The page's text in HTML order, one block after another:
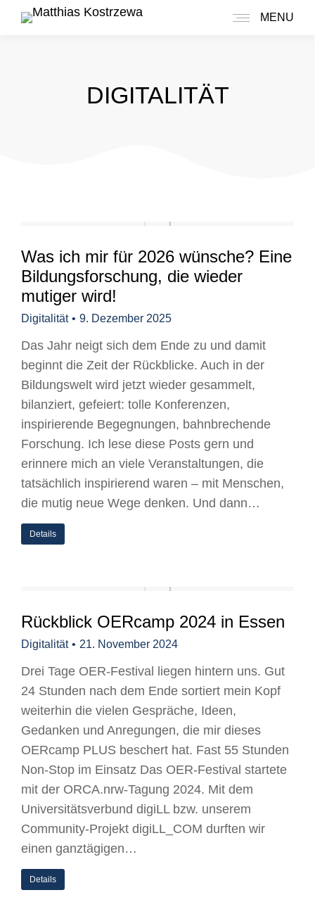
MENU
DIGITALITÄT
Was ich mir für 2026 wünsche? Eine
Bildungsforschung, die wieder
mutiger wird!
Digitalität 9. Dezember 2025
Das Jahr neigt sich dem Ende zu und damit
beginnt die Zeit der Rückblicke. Auch in der
Bildungswelt wird jetzt wieder gesammelt,
bilanziert, gefeiert: tolle Konferenzen,
inspirierende Begegnungen, bahnbrechende
Forschung. Ich lese diese Posts gern und
erinnere mich an viele Veranstaltungen, die
tatsächlich inspirierend waren – mit Menschen,
die mutig neue Wege denken. Und dann…
Details
Rückblick OERcamp 2024 in Essen
Digitalität 21. November 2024
Drei Tage OER-Festival liegen hintern uns. Gut
24 Stunden nach dem Ende sortiert mein Kopf
weiterhin die vielen Gespräche, Ideen,
Gedanken und Anregungen, die mir dieses
OERcamp PLUS beschert hat. Fast 55 Stunden
Non-Stop im Einsatz Das OER-Festival startete
mit der ORCA.nrw-Tagung 2024. Mit dem
Universitätsverbund digiLL bzw. unserem
Community-Projekt digiLL_COM durften wir
einen ganztägigen…
Details